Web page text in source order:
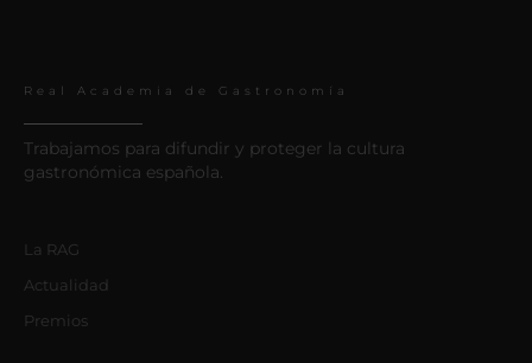
Real Academia de Gastronomía
Trabajamos para difundir y proteger la cultura
gastronómica española.
La RAG
Actualidad
Premios